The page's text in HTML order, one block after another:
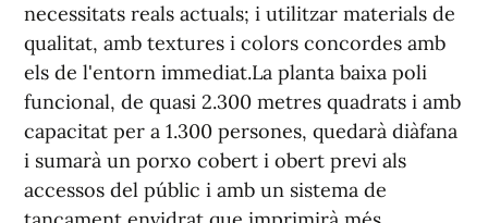
necessitats reals actuals; i utilitzar materials de
qualitat, amb textures i colors concordes amb
els de l'entorn immediat.La planta baixa poli
funcional, de quasi 2.300 metres quadrats i amb
capacitat per a 1.300 persones, quedarà diàfana
i sumarà un porxo cobert i obert previ als
accessos del públic i amb un sistema de